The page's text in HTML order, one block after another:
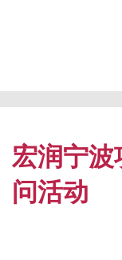
宏润宁
问活动